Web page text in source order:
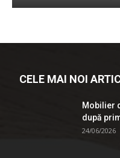
CELE MAI NOI
Mobilier
după
24/06/2026